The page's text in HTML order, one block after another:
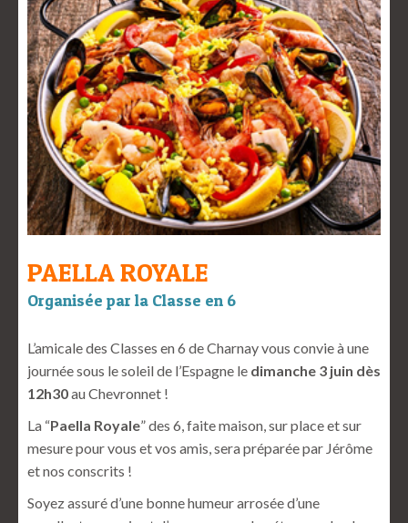
PAELLA ROYALE
Organisée par la Classe en 6
L’amicale des Classes en 6 de Charnay vous convie à une
journée sous le soleil de l’Espagne le dimanche 3 juin dès
12h30au Chevronnet !
La “Paella Royale” des 6, faite maison, sur place et sur
mesure pour vous et vos amis, sera préparée par Jérôme
et nos conscrits !
Soyez assuré d’une bonne humeur arrosée d’une